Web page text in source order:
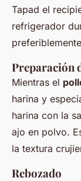
Tapad el
refrigerador
Preparación
Mientras el
harina y
harina con la
ajo en polvo.
la textura
Rebozado